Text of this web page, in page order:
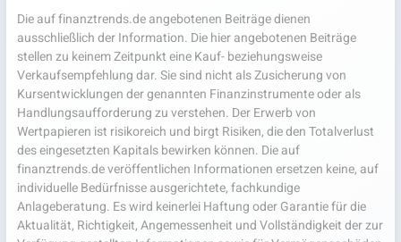
Die auf finanztrends.de angebotenen Beiträge dienen
ausschließlich der Information. Die hier angebotenen Beiträge
stellen zu keinem Zeitpunkt eine Kauf- beziehungsweise
Verkaufsempfehlung dar. Sie sind nicht als Zusicherung von
Kursentwicklungen der genannten Finanzinstrumente oder als
Handlungsaufforderung zu verstehen. Der Erwerb von
Wertpapieren ist risikoreich und birgt Risiken, die den Totalverlust
des eingesetzten Kapitals bewirken können. Die auf
finanztrends.de veröffentlichen Informationen ersetzen keine, auf
individuelle Bedürfnisse ausgerichtete, fachkundige
Anlageberatung. Es wird keinerlei Haftung oder Garantie für die
Aktualität, Richtigkeit, Angemessenheit und Vollständigkeit der zur